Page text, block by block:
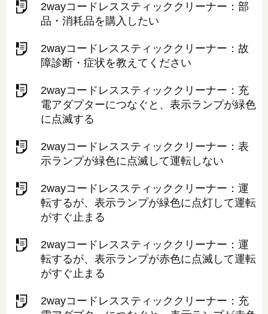
2wayコードレススティッククリーナー：部
品・消耗品を購入したい
2wayコードレススティッククリーナー：故
障診断・症状を教えてください
2wayコードレススティッククリーナー：充
電アダプターにつなぐと、表示ランプが緑色
に点滅する
2wayコードレススティッククリーナー：表
示ランプが緑色に点滅して運転しない
2wayコードレススティッククリーナー：運
転するが、表示ランプが緑色に点灯して運転
がすぐ止まる
2wayコードレススティッククリーナー：運
転するが、表示ランプが赤色に点滅して運転
がすぐ止まる
2wayコードレススティッククリーナー：充